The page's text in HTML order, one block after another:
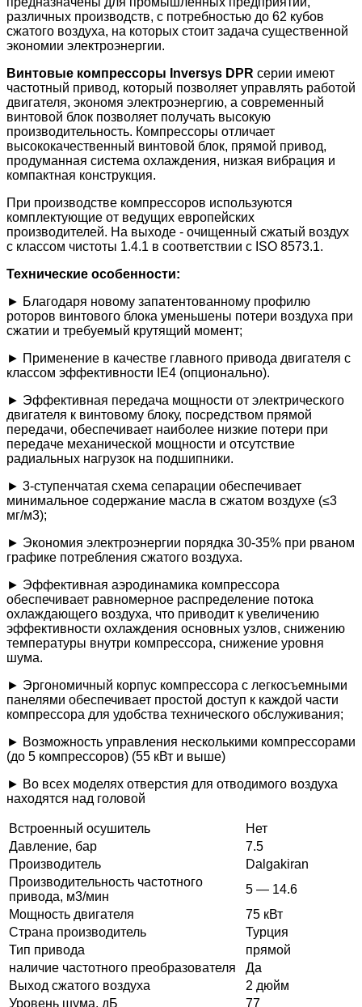
различных производств, с потребностью до 62 кубов
сжатого воздуха, на которых стоит задача существенной
экономии электроэнергии.
Винтовые компрессоры Inversys DPR серии имеют
частотный привод, который позволяет управлять работой
двигателя, экономя электроэнергию, а современный
винтовой блок позволяет получать высокую
производительность. Компрессоры отличает
высококачественный винтовой блок, прямой привод,
продуманная система охлаждения, низкая вибрация и
компактная конструкция.
При производстве компрессоров используются
комплектующие от ведущих европейских
производителей. На выходе - очищенный сжатый воздух
с классом чистоты 1.4.1 в соответствии с ISO 8573.1.
Технические особенности:
► Благодаря новому запатентованному профилю
роторов винтового блока уменьшены потери воздуха при
сжатии и требуемый крутящий момент;
► Применение в качестве главного привода двигателя с
классом эффективности IE4 (опционально).
► Эффективная передача мощности от электрического
двигателя к винтовому блоку, посредством прямой
передачи, обеспечивает наиболее низкие потери при
передаче механической мощности и отсутствие
радиальных нагрузок на подшипники.
► 3-ступенчатая схема сепарации обеспечивает
минимальное содержание масла в сжатом воздухе (≤3
мг/м3);
► Экономия электроэнергии порядка 30-35% при рваном
графике потребления сжатого воздуха.
► Эффективная аэродинамика компрессора
обеспечивает равномерное распределение потока
охлаждающего воздуха, что приводит к увеличению
эффективности охлаждения основных узлов, снижению
температуры внутри компрессора, снижение уровня
шума.
► Эргономичный корпус компрессора с легкосъемными
панелями обеспечивает простой доступ к каждой части
компрессора для удобства технического обслуживания;
► Возможность управления несколькими компрессорами
(до 5 компрессоров) (55 кВт и выше)
► Во всех моделях отверстия для отводимого воздуха
находятся над головой
Встроенный осушитель
Нет
Давление, бар
7.5
Производитель
Dalgakiran
Производительность частотного
привода, м3/мин
5 — 14.6
Мощность двигателя
75 кВт
Страна производитель
Турция
Тип привода
прямой
наличие частотного преобразователя
Да
Выход сжатого воздуха
2 дюйм
Уровень шума, дБ
77